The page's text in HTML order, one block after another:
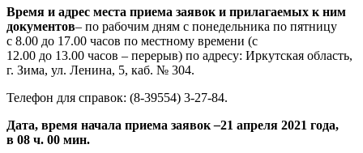
Время и адрес места приема заявок и прилагаемых к ним
документов– по рабочим дням с понедельника по пятницу
с 8.00 до 17.00 часов по местному времени (с
12.00 до 13.00 часов – перерыв) по адресу: Иркутская область,
г. Зима, ул. Ленина, 5, каб. № 304.
Телефон для справок: (8-39554) 3-27-84.
Дата, время начала приема заявок–21 апреля 2021 года,
в 08 ч. 00 мин.